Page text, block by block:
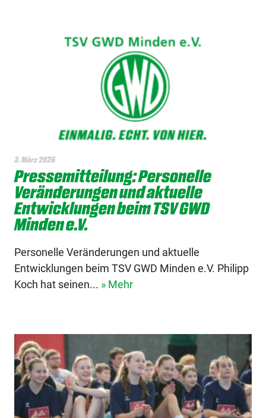
3. März 2026
Pressemitteilung: Personelle
Veränderungen und aktuelle
Entwicklungen beim TSV GWD
Minden e.V.
Personelle Veränderungen und aktuelle
Entwicklungen beim TSV GWD Minden e.V. Philipp
Koch hat seinen... » Mehr